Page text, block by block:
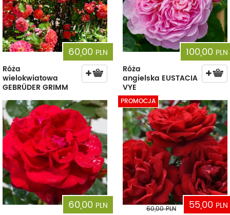
60,00 PLN
Róża
wielokwiatowa
GEBRÜDER GRIMM
100,00 PLN
Róża
angielska EUSTACIA
VYE
60,00 PLN
PROMOCJA
55,00 PLN
60,00PLN